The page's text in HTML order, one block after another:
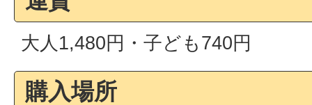
大人1,480円・子ども740円
購入場所